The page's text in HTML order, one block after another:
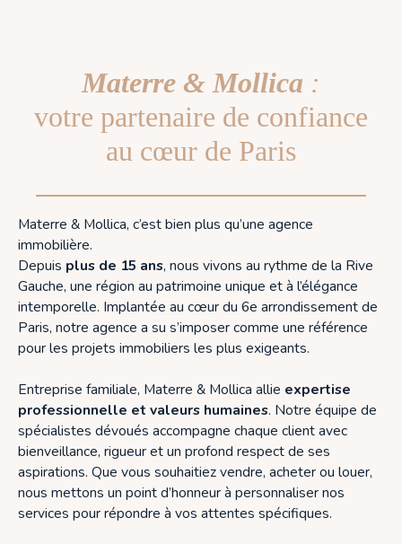
Materre & Mollica :
votre partenaire de confiance
au cœur de Paris
Materre & Mollica, c’est bien plus qu’une agence
immobilière.
Depuis plus de 15 ans, nous vivons au rythme de la Rive
Gauche, une région au patrimoine unique et à l’élégance
intemporelle. Implantée au cœur du 6e arrondissement de
Paris, notre agence a su s’imposer comme une référence
pour les projets immobiliers les plus exigeants.
Entreprise familiale, Materre & Mollica allie expertise
professionnelle et valeurs humaines. Notre équipe de
spécialistes dévoués accompagne chaque client avec
bienveillance, rigueur et un profond respect de ses
aspirations. Que vous souhaitiez vendre, acheter ou louer,
nous mettons un point d’honneur à personnaliser nos
services pour répondre à vos attentes spécifiques.